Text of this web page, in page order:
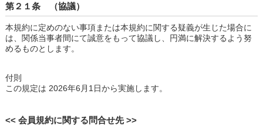
第２１条 （協議）
本規約に定めのない事項または本規約に関する疑義が生じた場合に
は、関係当事者間にて誠意をもって協議し、円満に解決するよう努
めるものとします。
付則
この規定は 2026年6月1日から実施します。
<< 会員規約に関する問合せ先 >>